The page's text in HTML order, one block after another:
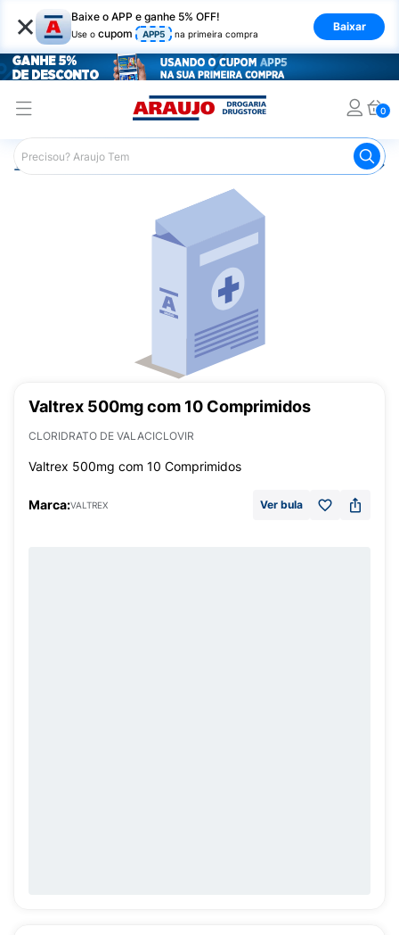
× Baixe o APP e ganhe 5% OFF!
Use o cupom APP5 na primeira compra
Baixar
0
Araujo Medicamentos Remédio para Pele e Mucosa
Valtrex 500mg com 10 Comprimidos
CLORIDRATO DE VALACICLOVIR
Valtrex 500mg com 10 Comprimidos
Marca:VALTREX Ver bula